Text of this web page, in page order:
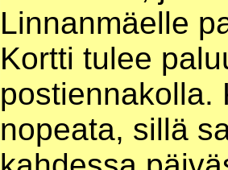
Linnanmäelle
Kortti tulee
postiennakolla.
nopeata, sillä